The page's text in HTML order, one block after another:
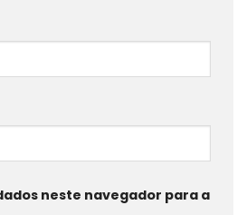
neste navegador para a